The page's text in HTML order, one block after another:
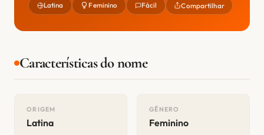
Latina Feminino Fácil Compartilhar
Características do nome
ORIGEM
Latina
GÊNERO
Feminino